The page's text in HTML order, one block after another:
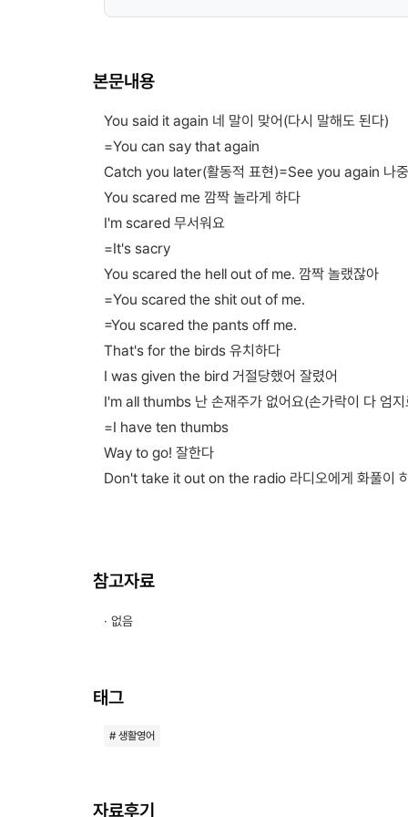
본문내용
You said it again 네 말이 맞어(다시 말해도 된다)
=You can say that again
Catch you later(활동적 표현)=See you again 나
You scared me 깜짝 놀라게 하다
I'm scared 무서워요
=It's sacry
You scared the hell out of me. 깜짝 놀랬잖아
=You scared the shit out of me.
=You scared the pants off me.
That's for the birds 유치하다
I was given the bird 거절당했어 잘렸어
I'm all thumbs 난 손재주가 없어요(손가락이 다 엄
=I have ten thumbs
Way to go! 잘한다
Don't take it out on the radio 라디오에게 화풀이
참고자료
· 없음
태그
# 생활영어
자료후기